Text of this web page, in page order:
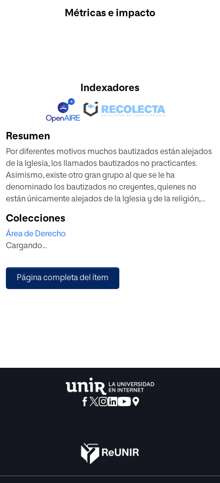
Métricas e impacto
Indexadores
Resumen
Por diferentes motivos muchos bautizados están alejados
de la Iglesia, los llamados bautizados no practicantes.
Asimismo, existe otro gran grupo al que se le ha
denominado los bautizados no creyentes, quienes no
están únicamente alejados de la Iglesia y de la religión,
creyentes se quieren casar canónicamente. En algunas
ocasiones uno de los contrayentes es un bautizado no
creyente y en otras, ambos. Se casan canónicamente y
matrimonio es un sacramento. La fe no es un requisito para
poder contraer este matrimonio, pero es, desde el punto
acciones inmediatas para tratar de paliar el problema en
tanto se realiza dicho análisis.
Colecciones
Área de Derecho
Cargando...
Página completa del ítem